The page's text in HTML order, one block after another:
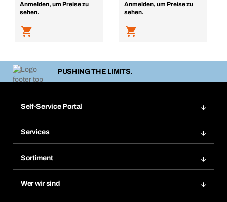
Anmelden, um Preise zu
sehen.
Anmelden, um Preise zu
sehen.
PUSHING THE LIMITS.
Self-Service Portal
Merklisten
Nachbestellungen
Abo-Funktion
Services
Chemical Safety Management
eProcurement
Sortiment
Wer wir sind